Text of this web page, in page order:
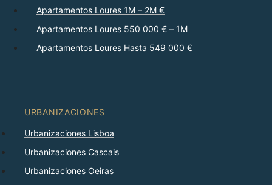
Apartamentos Loures 1M – 2M €
Apartamentos Loures 550 000 € – 1M
Apartamentos Loures Hasta 549 000 €
URBANIZACIONES
Urbanizaciones Lisboa
Urbanizaciones Cascais
Urbanizaciones Oeiras